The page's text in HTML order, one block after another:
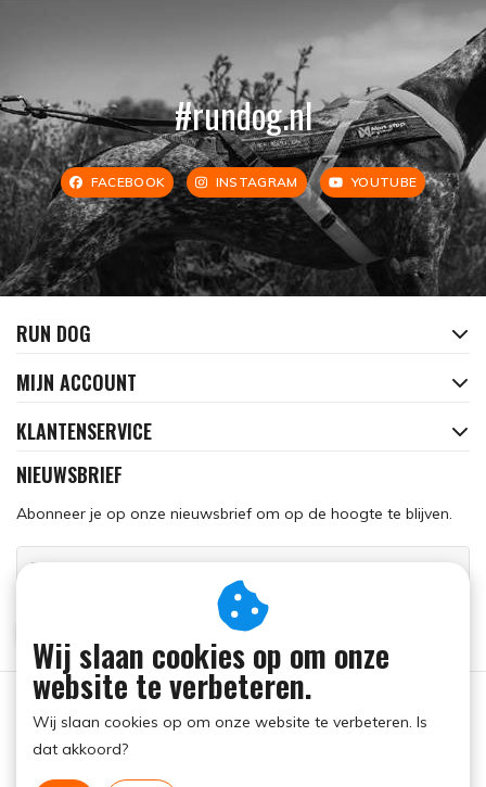
#rundog.nl
FACEBOOK INSTAGRAM YOUTUBE
RUN DOG
MIJN ACCOUNT
KLANTENSERVICE
NIEUWSBRIEF
Abonneer je op onze nieuwsbrief om op de hoogte te blijven.
Wij slaan cookies op om onze
website te verbeteren.
Wij slaan cookies op om onze website te verbeteren. Is
dat akkoord?